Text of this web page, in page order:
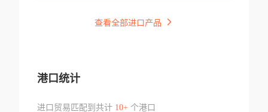
查看全部进口产品
港口统计
进口贸易匹配到共计 10+个港口